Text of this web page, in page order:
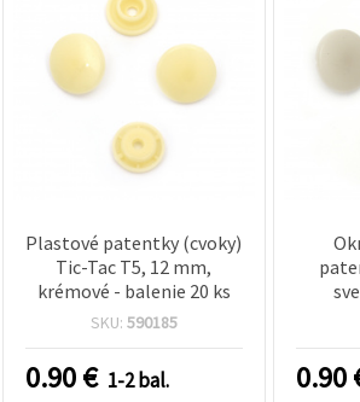
Plastové patentky (cvoky)
Tic-Tac T5, 12 mm,
krémové - balenie 20 ks
SKU: 590185
0.90€ 1-2 bal. 0.90